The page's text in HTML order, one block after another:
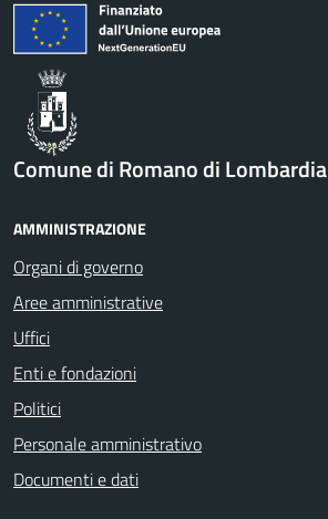
Comune di Romano di Lombardia
AMMINISTRAZIONE
Organi di governo
Aree amministrative
Uffici
Enti e fondazioni
Politici
Personale amministrativo
Documenti e dati